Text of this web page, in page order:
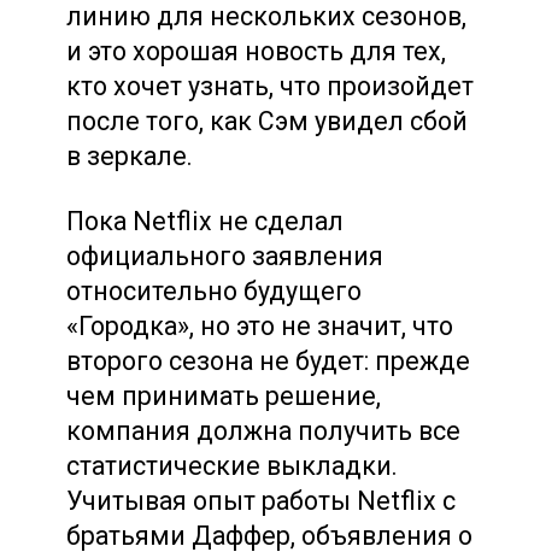
линию для нескольких сезонов,
и это хорошая новость для тех,
кто хочет узнать, что произойдет
после того, как Сэм увидел сбой
в зеркале.
Пока Netflix не сделал
официального заявления
относительно будущего
«Городка», но это не значит, что
второго сезона не будет: прежде
чем принимать решение,
компания должна получить все
статистические выкладки.
Учитывая опыт работы Netflix с
братьями Даффер, объявления о